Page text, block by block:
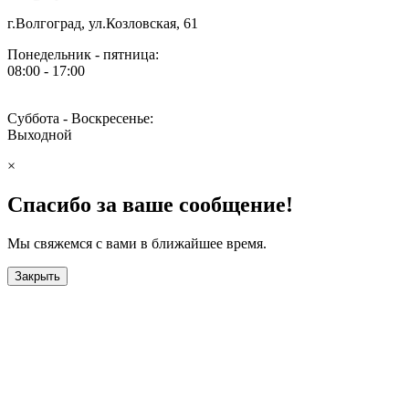
г.Волгоград, ул.Козловская, 61
Понедельник - пятница:
08:00 - 17:00
Суббота - Воскресенье:
Выходной
×
Спасибо за ваше сообщение!
Мы свяжемся с вами в ближайшее время.
Закрыть